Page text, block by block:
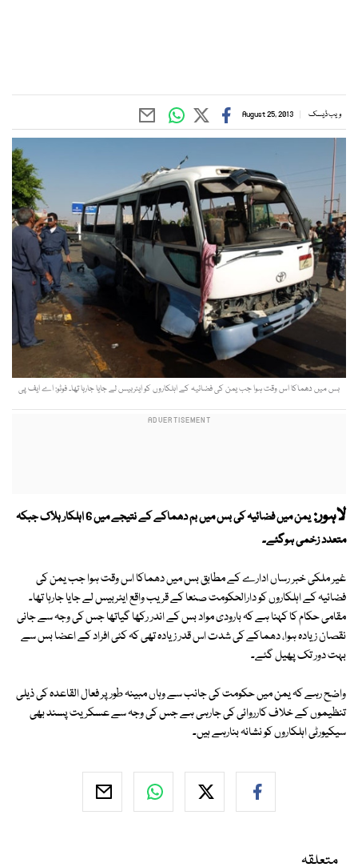
ویب ڈیسک August 25, 2013
بس میں دھماکا اس وقت ہوا جب یمن کی فضائیہ کے اہلکاروں کو ایئربیس لے جایا جارہا تھا۔ فوٹو: اے ایف پی
لاہور:
یمن میں فضائیہ کی بس میں بم دھماکے کے نتیجے میں 6 اہلکار ہلاک جبکہ
متعدد زخمی ہوگئے۔
غیر ملکی خبر رساں ادارے کے مطابق بس میں دھماکا اس وقت ہوا جب یمن کی
فضائیہ کے اہلکاروں کو دارالحکومت صنعا کے قریب واقع ایئربیس لے جایا جارہا تھا۔
مقامی حکام کا کہنا ہے کہ بارودی مواد بس کے اندر رکھا گیاتھا جس کی وجہ سے جانی
نقصان زیادہ ہوا، دھماکے کی شدت اس قدر زیادہ تھی کہ کئی افراد کے اعضا بس سے
بہت دور تک پھیل گئے۔
واضح رہے کہ یمن میں حکومت کی جانب سے وہاں مبینہ طور پر فعال القاعدہ کی ذیلی
تنظیموں کے خلاف کارروائی کی جارہی ہے جس کی وجہ سے عسکریت پسند بھی
سیکیورٹی اہلکاروں کو نشانہ بنارہے ہیں۔
متعلقہ